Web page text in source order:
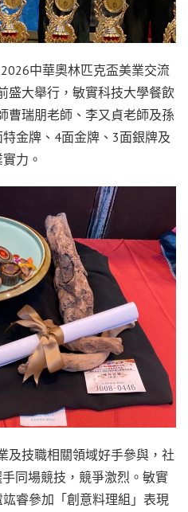
中華奧林匹克盃美業交流
盛大舉行，敏實科技大學餐飲
曹瑞朋老師、李又貞老師及孫
金牌、4面金牌、3面銀牌及
力。
及技職相關領域好手參與，社
同場競技，競爭激烈。敏實
睿參加「創意料理組」表現